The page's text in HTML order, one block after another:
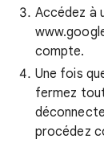
Accédez à
compte.
Une fois
fermez
procédez